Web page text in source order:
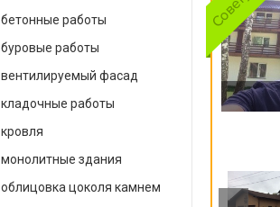
бетонные работы
буровые работы
вентилируемый фасад
кладочные работы
кровля
монолитные здания
облицовка цоколя камнем